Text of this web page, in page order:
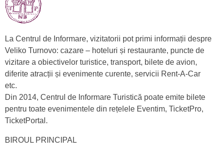
La Centrul de Informare, vizitatorii pot primi informații despre
Veliko Turnovo: cazare – hoteluri și restaurante, puncte de
vizitare a obiectivelor turistice, transport, bilete de avion,
diferite atracții și evenimente curente, servicii Rent-A-Car
etc.
Din 2014, Centrul de Informare Turistică poate emite bilete
pentru toate evenimentele din rețelele Eventim, TicketPro,
TicketPortal.
BIROUL PRINCIPAL